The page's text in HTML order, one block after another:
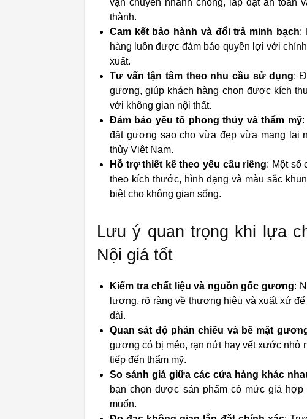
vận chuyển nhanh chóng, lắp đặt an toàn
thành.
Cam kết bảo hành và đổi trả minh bạch:
hàng luôn được đảm bảo quyền lợi với
xuất.
Tư vấn tận tâm theo nhu cầu sử dụng:
gương, giúp khách hàng chọn được kích
với không gian nội thất.
Đảm bảo yếu tố phong thủy và thẩm mỹ:
đặt gương sao cho vừa đẹp vừa mang lại
thủy Việt Nam.
Hỗ trợ thiết kế theo yêu cầu riêng: Một số
theo kích thước, hình dạng và màu sắc
biệt cho không gian sống.
Lưu ý quan trọng khi lựa
Nội giá tốt
Kiểm tra chất liệu và nguồn gốc gương:
lượng, rõ ràng về thương hiệu và xuất xứ
dài.
Quan sát độ phản chiếu và bề mặt
gương có bị méo, rạn nứt hay vết xước nhỏ
tiếp đến thẩm mỹ.
So sánh giá giữa các cửa hàng khác
bạn chọn được sản phẩm có mức giá
muốn.